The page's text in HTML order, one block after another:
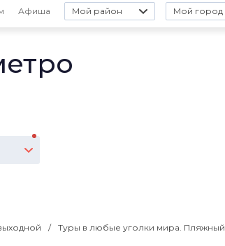
Афиша Мой район Мой город
Туры в любые уголки мира. Пляжный